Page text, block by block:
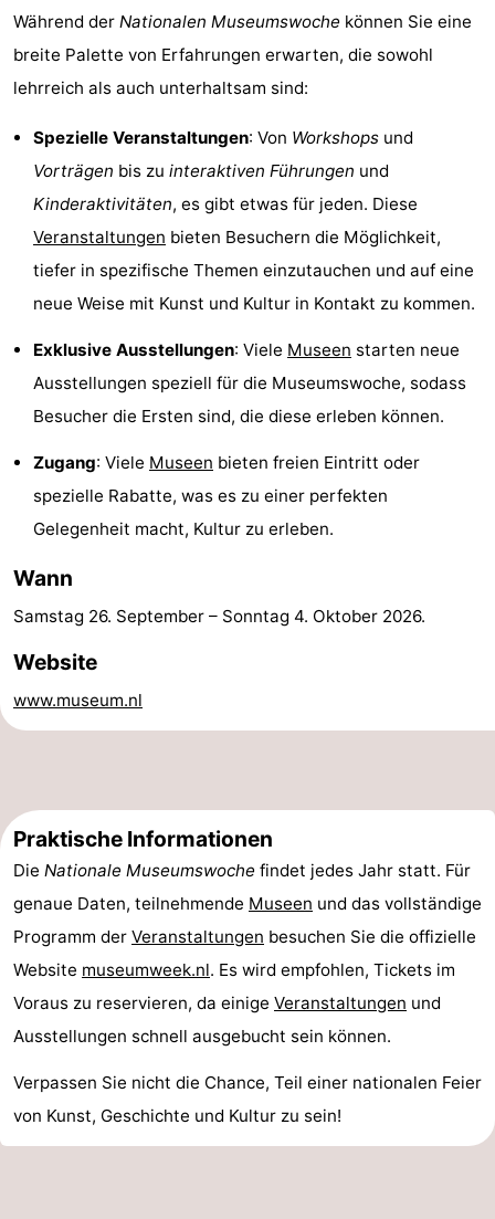
Sehen
&
-
Denkmäler
Spielplätze
Indoor-
Spielplätze
Bowling
-
Minigolfplätze
Wellness-
&
Natur
-
Schwimmbader
-
Radfahren
-
Wandern
-
Reiten
-
Golfplatze
-
Während der Nationalen Museumswoche können Sie eine
breite Palette von Erfahrungen erwarten, die sowohl
lehrreich als auch unterhaltsam sind:
Spezielle Veranstaltungen: Von Workshops und
Vorträgen bis zu interaktiven Führungen und
Kinderaktivitäten, es gibt etwas für jeden. Diese
Veranstaltungen bieten Besuchern die Möglichkeit,
tiefer in spezifische Themen einzutauchen und auf eine
neue Weise mit Kunst und Kultur in Kontakt zu kommen.
Exklusive Ausstellungen: Viele Museen starten neue
Ausstellungen speziell für die Museumswoche, sodass
Besucher die Ersten sind, die diese erleben können.
Zugang: Viele Museen bieten freien Eintritt oder
spezielle Rabatte, was es zu einer perfekten
Gelegenheit macht, Kultur zu erleben.
Wann
Samstag 26. September – Sonntag 4. Oktober 2026.
Website
www.museum.nl
Praktische Informationen
Die Nationale Museumswoche findet jedes Jahr statt. Für
genaue Daten, teilnehmende Museen und das vollständige
Programm der Veranstaltungen besuchen Sie die offizielle
Website museumweek.nl. Es wird empfohlen, Tickets im
Voraus zu reservieren, da einige Veranstaltungen und
Ausstellungen schnell ausgebucht sein können.
Verpassen Sie nicht die Chance, Teil einer nationalen Feier
von Kunst, Geschichte und Kultur zu sein!